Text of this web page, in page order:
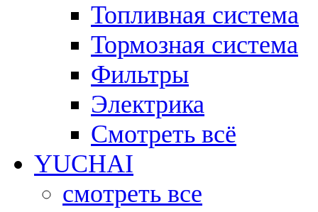
Топливная система
Тормозная система
Фильтры
Электрика
Смотреть всё
YUCHAI
смотреть все